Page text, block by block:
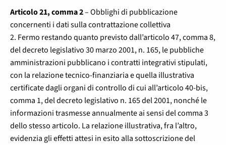
Articolo 21, comma 2– Obblighi di pubblicazione
concernenti i dati sulla contrattazione collettiva
2. Fermo restando quanto previsto dall’articolo 47, comma 8,
del decreto legislativo 30 marzo 2001, n. 165, le pubbliche
amministrazioni pubblicano i contratti integrativi stipulati,
con la relazione tecnico-finanziaria e quella illustrativa
certificate dagli organi di controllo di cui all’articolo 40-bis,
comma 1, del decreto legislativo n. 165 del 2001, nonché le
informazioni trasmesse annualmente ai sensi del comma 3
dello stesso articolo. La relazione illustrativa, fra l’altro,
evidenzia gli effetti attesi in esito alla sottoscrizione del